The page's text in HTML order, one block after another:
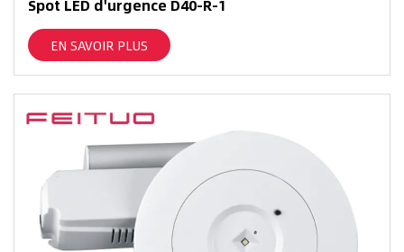
Spot LED d'urgence D40-R-1
EN SAVOIR PLUS